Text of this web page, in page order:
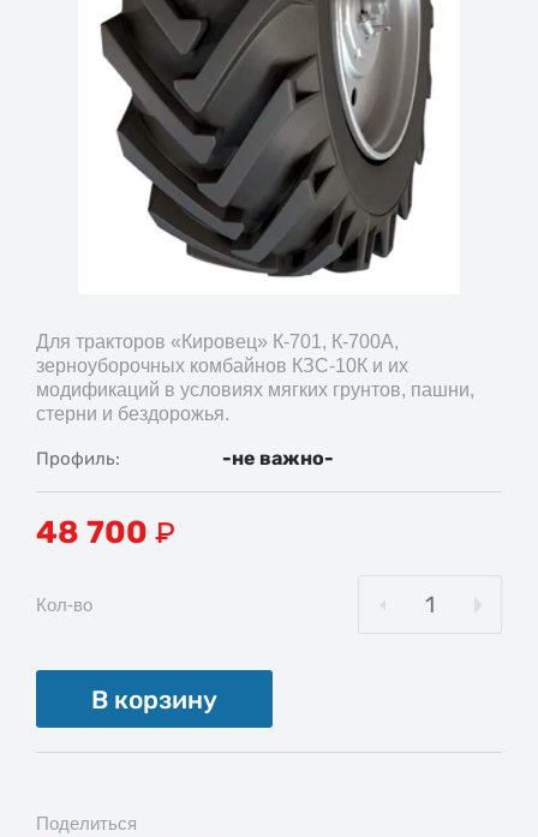
Для тракторов «Кировец» К-701, К-700А,
зерноуборочных комбайнов КЗС-10К и их
модификаций в условиях мягких грунтов, пашни,
стерни и бездорожья.
Профиль -не важно-
48 700 ₽
Кол-во
В корзину
Поделиться